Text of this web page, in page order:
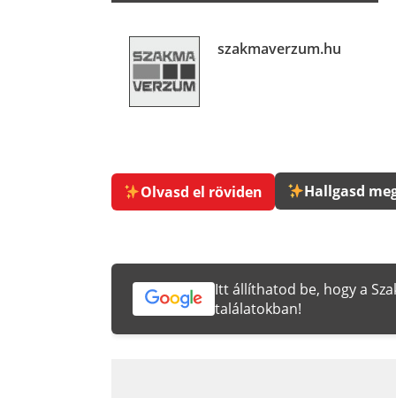
szakmaverzum.hu
Olvasd el röviden Hallgasd
Itt állíthatod be, hogy a
találatokban!